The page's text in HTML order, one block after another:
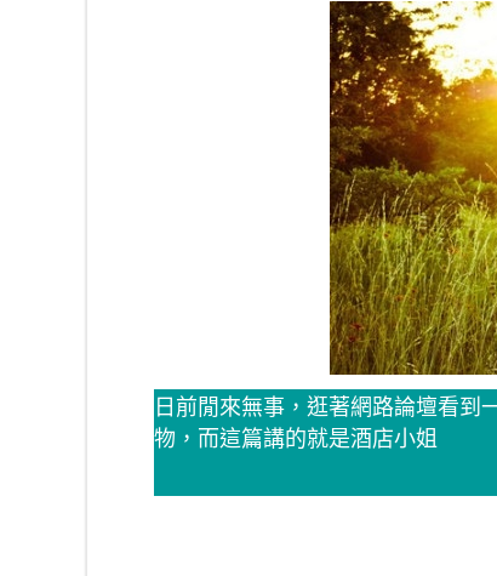
日前閒來無事，逛著網路論壇看到
物，而這篇講的就是酒店小姐